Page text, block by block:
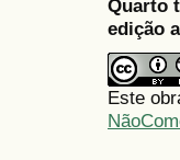
Quarto
edição
Este